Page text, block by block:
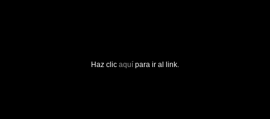
Haz clic aquí para ir al link.